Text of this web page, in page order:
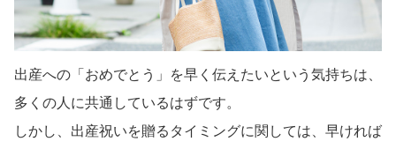
出産への「おめでとう」を早く伝えたいという気持ちは、
多くの人に共通しているはずです。
しかし、出産祝いを贈るタイミングに関しては、早ければ